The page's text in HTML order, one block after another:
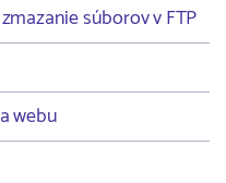
súborov v FTP
webu